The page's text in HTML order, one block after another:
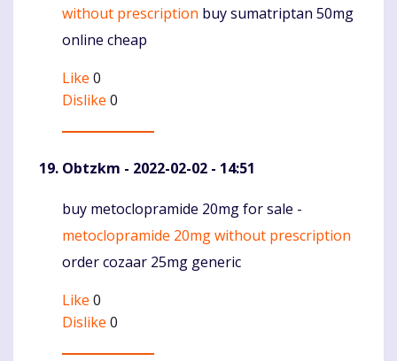
without prescription buy sumatriptan 50mg
online cheap
Like 0
Dislike 0
Obtzkm - 2022-02-02 - 14:51
Komentaras
buy metoclopramide 20mg for sale -
metoclopramide 20mg without prescription
order cozaar 25mg generic
Like 0
Dislike 0